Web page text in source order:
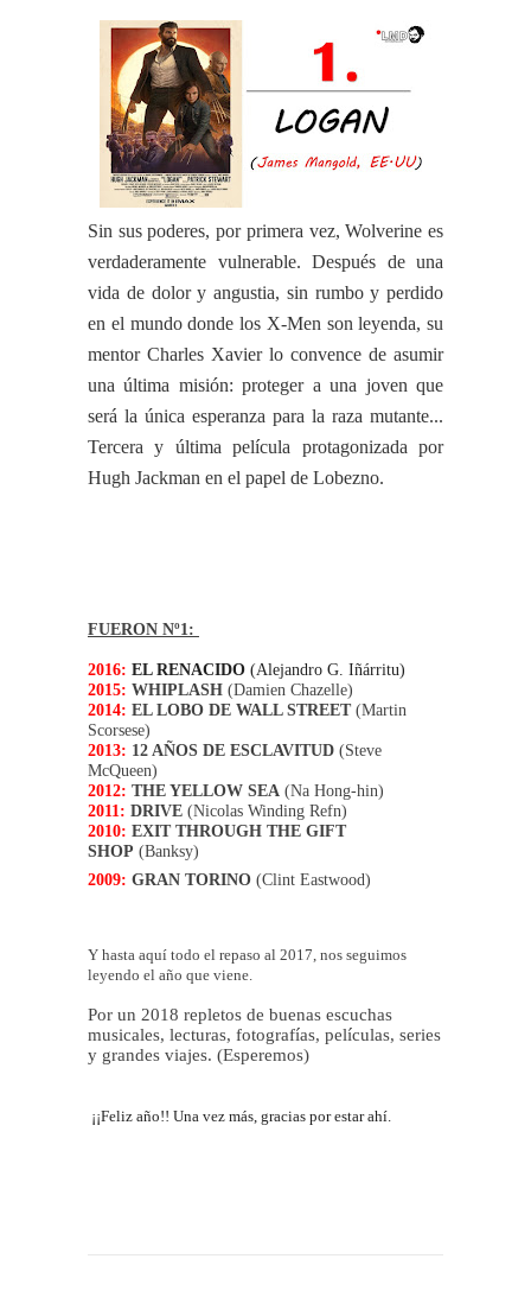
Sin sus poderes, por primera vez, Wolverine es
verdaderamente vulnerable. Después de una
vida de dolor y angustia, sin rumbo y perdido
en el mundo donde los X-Men son leyenda, su
mentor Charles Xavier lo convence de asumir
una última misión: proteger a una joven que
será la única esperanza para la raza mutante...
Tercera y última película protagonizada por
Hugh Jackman en el papel de Lobezno.
FUERON Nº1:
2016: EL RENACIDO (Alejandro G. Iñárritu)
2015: WHIPLASH (Damien Chazelle)
2014: EL LOBO DE WALL STREET (Martin
Scorsese)
2013: 12 AÑOS DE ESCLAVITUD (Steve
McQueen)
2012: THE YELLOW SEA (Na Hong-hin)
2011: DRIVE (Nicolas Winding Refn)
2010: EXIT THROUGH THE GIFT
SHOP (Banksy)
2009: GRAN TORINO (Clint Eastwood)
Y hasta aquí todo el repaso al 2017, nos seguimos
leyendo el año que viene.
Por un 2018 repletos de buenas escuchas
musicales, lecturas, fotografías, películas, series
y grandes viajes. (Esperemos)
¡¡Feliz año!! Una vez más, gracias por estar ahí.